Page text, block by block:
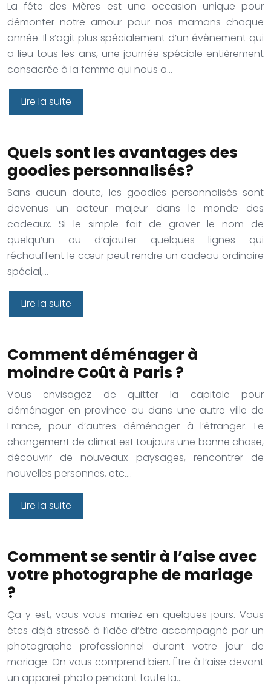
La fête des Mères est une occasion unique pour
démonter notre amour pour nos mamans chaque
année. Il s’agit plus spécialement d’un évènement qui
a lieu tous les ans, une journée spéciale entièrement
consacrée à la femme qui nous a…
Lire la suite
Quels sont les avantages des
goodies personnalisés?
Sans aucun doute, les goodies personnalisés sont
devenus un acteur majeur dans le monde des
cadeaux. Si le simple fait de graver le nom de
quelqu’un ou d’ajouter quelques lignes qui
réchauffent le cœur peut rendre un cadeau ordinaire
spécial,…
Lire la suite
Comment déménager à
moindre Coût à Paris ?
Vous envisagez de quitter la capitale pour
déménager en province ou dans une autre ville de
France, pour d’autres déménager à l’étranger. Le
changement de climat est toujours une bonne chose,
découvrir de nouveaux paysages, rencontrer de
nouvelles personnes, etc….
Lire la suite
Comment se sentir à l’aise avec
votre photographe de mariage
?
Ça y est, vous vous mariez en quelques jours. Vous
êtes déjà stressé à l’idée d’être accompagné par un
photographe professionnel durant votre jour de
mariage. On vous comprend bien. Être à l’aise devant
un appareil photo pendant toute la…